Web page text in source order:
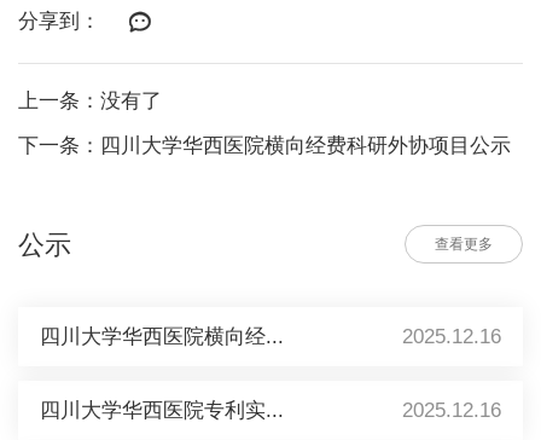
分享到：
上一条：没有了
下一条：四川大学华西医院横向经费科研外协项目公示
公示 查看更多
四川大学华西医院横向经... 2025.12.16
四川大学华西医院专利实... 2025.12.16